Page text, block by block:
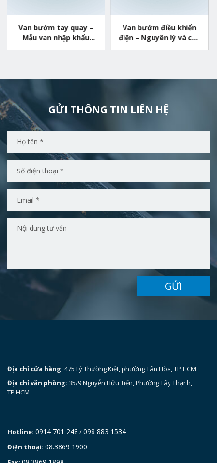
quay –
Van bướm điều khiển
điện – Nguyên lý và cấu
tạo của van
Van bướm điều
khí nén – Thiết
nghiệp quen
GỬI THÔNG TIN LIÊN HỆ
GỬI
Địa chỉ cửa hàng: 475 Lý Thường Kiệt, phường Tân Hòa, TP.HCM
Địa chỉ văn phòng: 35/9 Nguyễn Hữu Tiến, Phường Tây Thạnh,
TP.HCM
Hotline: 0914 701 248 /098 883 1534
Điện thoại: 08.3869 1900